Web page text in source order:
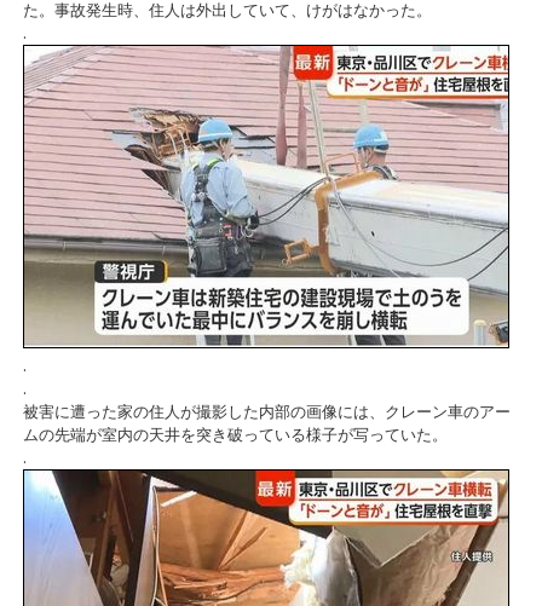
た。事故発生時、住人は外出していて、けがはなかった。
.
.
.
被害に遭った家の住人が撮影した内部の画像には、クレーン車のアー
ムの先端が室内の天井を突き破っている様子が写っていた。
.